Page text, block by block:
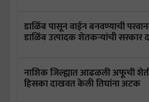
डाळिंब पासून वाईन बनवण्याची
डाळिंब उत्पादक शेतकऱ्यांची सरकार
नाशिक जिल्ह्यात आढळली अफूची
हिसका दाखवत केली तिघांना अटक